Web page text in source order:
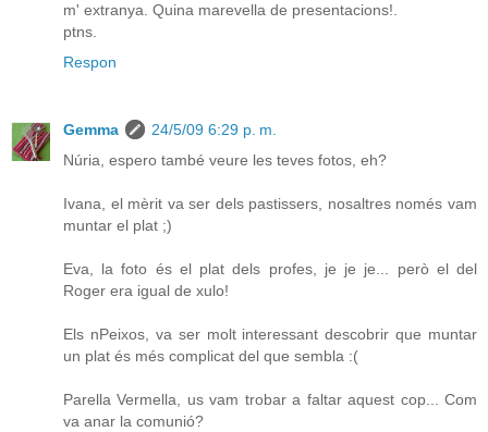
m' extranya. Quina marevella de presentacions!.
ptns.
Respon
Gemma
24/5/09 6:29 p. m.
Núria, espero també veure les teves fotos, eh?
Ivana, el mèrit va ser dels pastissers, nosaltres només vam
muntar el plat ;)
Eva, la foto és el plat dels profes, je je je... però el del
Roger era igual de xulo!
Els nPeixos, va ser molt interessant descobrir que muntar
un plat és més complicat del que sembla :(
Parella Vermella, us vam trobar a faltar aquest cop... Com
va anar la comunió?